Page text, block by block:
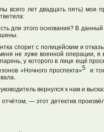
всего лет двадцать пять) мои
для этого основания? В
спорит с полицейским и
не хуже военной операции, я
у которого в лице ещё
«Ночного проспекта»5и
вернулся к нам и
— этот детектив